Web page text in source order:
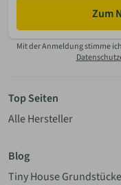
Zum
Mit der Anmeldung stimme
Top Seiten
Alle Hersteller
Blog
Tiny House Grundstücke